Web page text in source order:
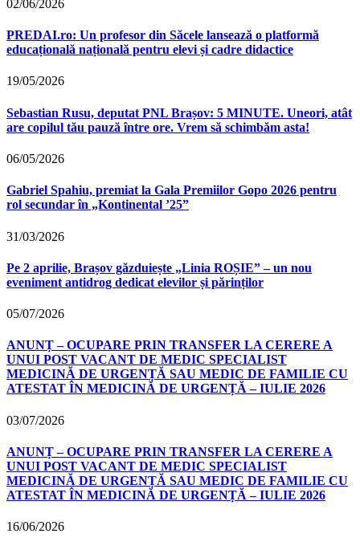
02/06/2026
PREDAI.ro: Un profesor din Săcele lansează o platformă
educațională națională pentru elevi și cadre didactice
19/05/2026
Sebastian Rusu, deputat PNL Brașov: 5 MINUTE. Uneori, atât
are copilul tău pauză între ore. Vrem să schimbăm asta!
06/05/2026
Gabriel Spahiu, premiat la Gala Premiilor Gopo 2026 pentru
rol secundar în „Kontinental ’25”
31/03/2026
Pe 2 aprilie, Brașov găzduiește „Linia ROȘIE” – un nou
eveniment antidrog dedicat elevilor și părinților
05/07/2026
ANUNȚ – OCUPARE PRIN TRANSFER LA CERERE A
UNUI POST VACANT DE MEDIC SPECIALIST
MEDICINĂ DE URGENȚĂ SAU MEDIC DE FAMILIE CU
ATESTAT ÎN MEDICINĂ DE URGENȚĂ – IULIE 2026
03/07/2026
ANUNȚ – OCUPARE PRIN TRANSFER LA CERERE A
UNUI POST VACANT DE MEDIC SPECIALIST
MEDICINĂ DE URGENȚĂ SAU MEDIC DE FAMILIE CU
ATESTAT ÎN MEDICINĂ DE URGENȚĂ – IULIE 2026
16/06/2026